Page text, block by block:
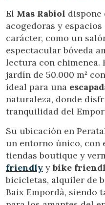
El Mas Rabiol dispone
acogedoras y
carácter, como un
espectacular bóveda
lectura con chimenea.
jardín de 50.000 m²
ideal para una
naturaleza, donde
tranquilidad del
Su ubicación en
un entorno único, con
tiendas boutique y
friendly ybike
bicicletas, alquiler de
Baix Empordà, siendo
Modificar cookies
Técnicas y funcionales
Este sitio web utiliza
información con la finalidad
Si continua navegando,
de configurar su
impedir que sean
deberá tener en cuenta
dificultades de navegación
Analíticas y
Permiten realizar el
comportamiento de los